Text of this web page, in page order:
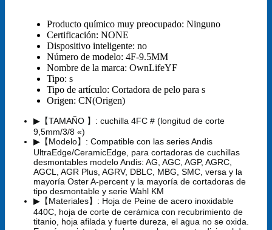
Producto químico muy preocupado: Ninguno
Certificación: NONE
Dispositivo inteligente: no
Número de modelo: 4F-9.5MM
Nombre de la marca: OwnLifeYF
Tipo: s
Tipo de artículo: Cortadora de pelo para s
Origen: CN(Origen)
▶【TAMAÑO 】: cuchilla 4FC # (longitud de corte
9,5mm/3/8 «)
▶【Modelo】: Compatible con las series Andis
UltraEdge/CeramicEdge, para cortadoras de cuchillas
desmontables modelo Andis: AG, AGC, AGP, AGRC,
AGCL, AGR Plus, AGRV, DBLC, MBG, SMC, versa y la
mayoría Oster A-percent y la mayoría de cortadoras de
tipo desmontable y serie Wahl KM
▶【Materiales】: Hoja de Peine de acero inoxidable
440C, hoja de corte de cerámica con recubrimiento de
titanio, hoja afilada y fuerte dureza, el agua no se oxida.